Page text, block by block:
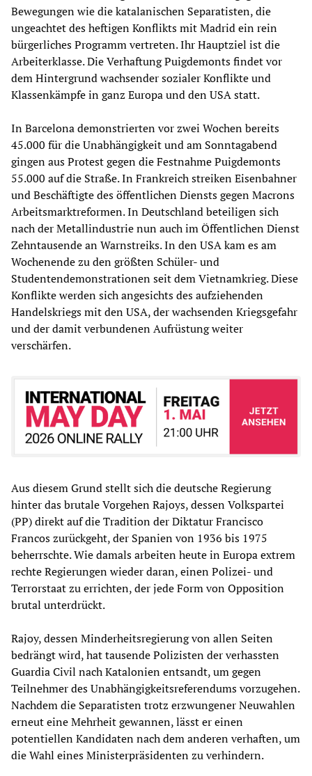
Bewegungen wie die katalanischen Separatisten, die
ungeachtet des heftigen Konflikts mit Madrid ein rein
bürgerliches Programm vertreten. Ihr Hauptziel ist die
Arbeiterklasse. Die Verhaftung Puigdemonts findet vor
dem Hintergrund wachsender sozialer Konflikte und
Klassenkämpfe in ganz Europa und den USA statt.
In Barcelona demonstrierten vor zwei Wochen bereits
45.000 für die Unabhängigkeit und am Sonntagabend
gingen aus Protest gegen die Festnahme Puigdemonts
55.000 auf die Straße. In Frankreich streiken Eisenbahner
und Beschäftigte des öffentlichen Diensts gegen Macrons
Arbeitsmarktreformen. In Deutschland beteiligen sich
nach der Metallindustrie nun auch im Öffentlichen Dienst
Zehntausende an Warnstreiks. In den USA kam es am
Wochenende zu den größten Schüler- und
Studentendemonstrationen seit dem Vietnamkrieg. Diese
Konflikte werden sich angesichts des aufziehenden
Handelskriegs mit den USA, der wachsenden Kriegsgefahr
und der damit verbundenen Aufrüstung weiter
verschärfen.
Aus diesem Grund stellt sich die deutsche Regierung
hinter das brutale Vorgehen Rajoys, dessen Volkspartei
(PP) direkt auf die Tradition der Diktatur Francisco
Francos zurückgeht, der Spanien von 1936 bis 1975
beherrschte. Wie damals arbeiten heute in Europa extrem
rechte Regierungen wieder daran, einen Polizei- und
Terrorstaat zu errichten, der jede Form von Opposition
brutal unterdrückt.
Rajoy, dessen Minderheitsregierung von allen Seiten
bedrängt wird, hat tausende Polizisten der verhassten
Guardia Civil nach Katalonien entsandt, um gegen
Teilnehmer des Unabhängigkeitsreferendums vorzugehen.
Nachdem die Separatisten trotz erzwungener Neuwahlen
erneut eine Mehrheit gewannen, lässt er einen
potentiellen Kandidaten nach dem anderen verhaften, um
die Wahl eines Ministerpräsidenten zu verhindern.